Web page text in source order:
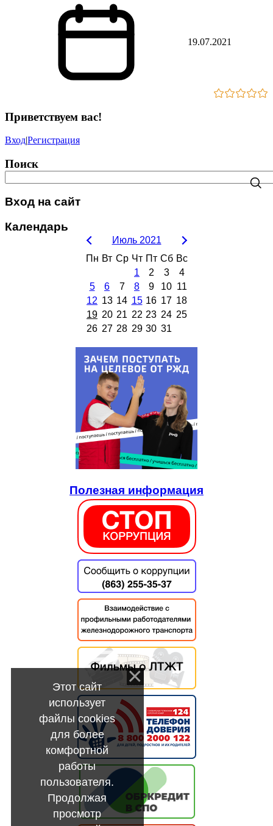
19.07.2021
Приветствуем вас!
Вход|Регистрация
Поиск
Вход на сайт
Календарь
Июль 2021
Пн Вт Ср Чт Пт Сб Вс
1
2 3
4
5
6 7 8 9 10 11
12 13 14 15 16 17 18
19 20 21 22 23 24 25
26 27 28 29 30 31
Полезная информация
Этот сайт
использует
файлы cookies
для более
комфортной
работы
пользователя.
Продолжая
просмотр